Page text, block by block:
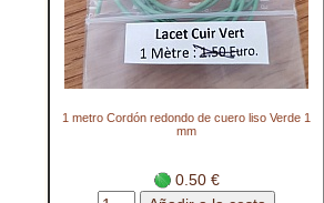
1 metro Cordón redondo de cuero liso Verde 1
mm
0.50 €